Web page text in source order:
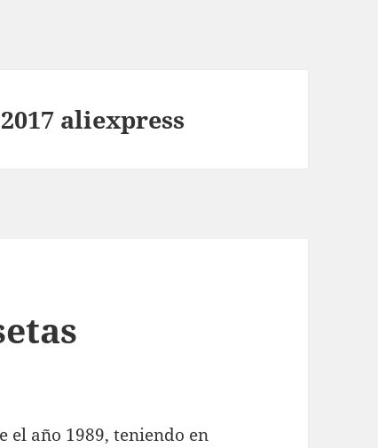
aliexpress
el año 1989, teniendo en